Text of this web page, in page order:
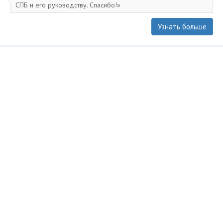
СПБ и его руководству. Спасибо!
Узнать больше